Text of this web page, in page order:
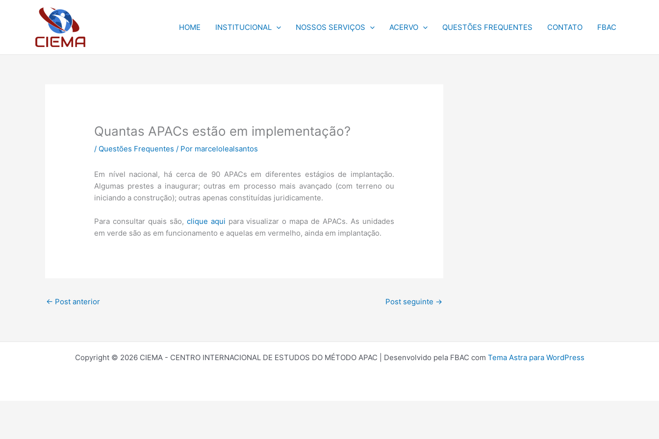
HOME INSTITUCIONAL NOSSOS SERVIÇOS ACERVO QUESTÕES FREQUENTES CONTATO FBAC
Quantas APACs estão em implementação?
/ Questões Frequentes / Por marcelolealsantos
Em nível nacional, há cerca de 90 APACs em diferentes estágios de implantação.
Algumas prestes a inaugurar; outras em processo mais avançado (com terreno ou
iniciando a construção); outras apenas constituídas juridicamente.
Para consultar quais são, clique aqui para visualizar o mapa de APACs. As unidades
em verde são as em funcionamento e aquelas em vermelho, ainda em implantação.
← Post anterior Post seguinte →
Copyright © 2026 CIEMA - CENTRO INTERNACIONAL DE ESTUDOS DO MÉTODO APAC | Desenvolvido pela FBAC com Tema Astra para WordPress